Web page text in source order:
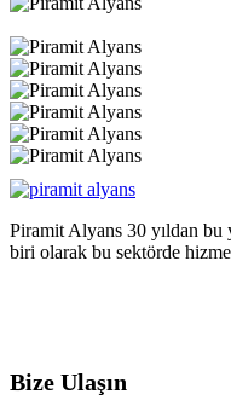
Piramit Alyans 30 yıldan bu
biri olarak bu sektörde
Bize Ulaşın